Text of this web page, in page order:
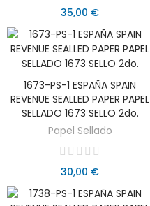
35,00 €
AÑADIR AL CARRITO
1673-PS-1 ESPAÑA SPAIN
REVENUE SEALLED PAPER PAPEL
SELLADO 1673 SELLO 2do.
Papel Sellado
30,00 €